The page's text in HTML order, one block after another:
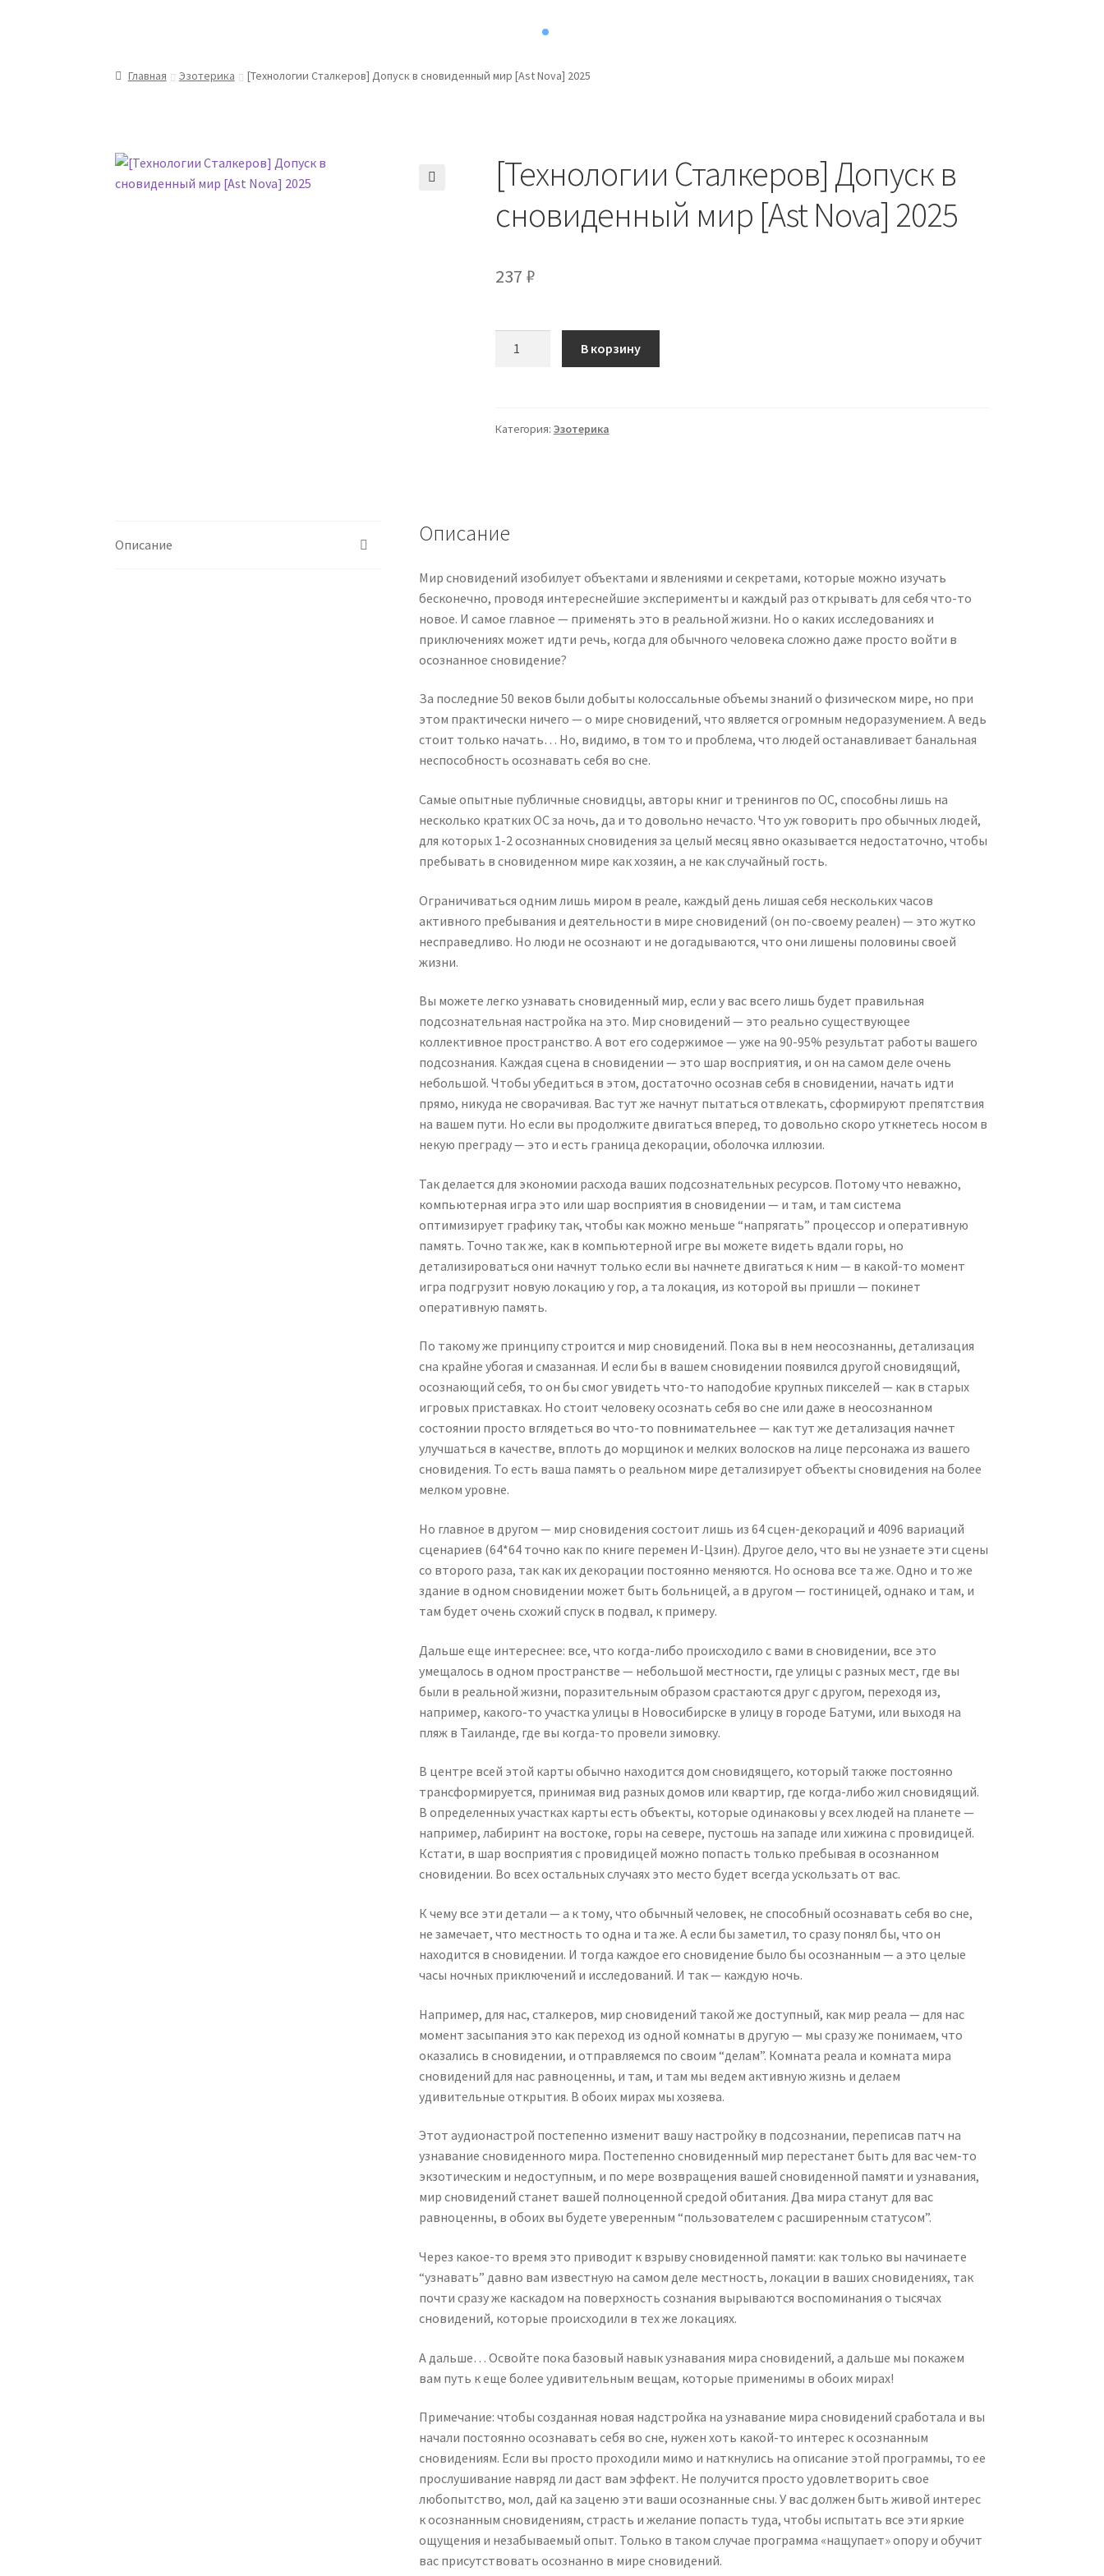
Главная Эзотерика [Технологии Сталкеров] Допуск в сновиденный мир [Ast Nova] 2025
[Технологии Сталкеров] Допуск в
сновиденный мир [Ast Nova] 2025
237 ₽
2025
В корзину
Категория: Эзотерика
Описание Описание
Мир сновидений изобилует объектами и явлениями и секретами, которые можно изучать
бесконечно, проводя интереснейшие эксперименты и каждый раз открывать для себя что-то
новое. И самое главное — применять это в реальной жизни. Но о каких исследованиях и
приключениях может идти речь, когда для обычного человека сложно даже просто войти в
осознанное сновидение?
За последние 50 веков были добыты колоссальные объемы знаний о физическом мире, но при
этом практически ничего — о мире сновидений, что является огромным недоразумением. А ведь
стоит только начать… Но, видимо, в том то и проблема, что людей останавливает банальная
неспособность осознавать себя во сне.
Самые опытные публичные сновидцы, авторы книг и тренингов по ОС, способны лишь на
несколько кратких ОС за ночь, да и то довольно нечасто. Что уж говорить про обычных людей,
для которых 1-2 осознанных сновидения за целый месяц явно оказывается недостаточно, чтобы
пребывать в сновиденном мире как хозяин, а не как случайный гость.
Ограничиваться одним лишь миром в реале, каждый день лишая себя нескольких часов
активного пребывания и деятельности в мире сновидений (он по-своему реален) — это жутко
несправедливо. Но люди не осознают и не догадываются, что они лишены половины своей
жизни.
Вы можете легко узнавать сновиденный мир, если у вас всего лишь будет правильная
подсознательная настройка на это. Мир сновидений — это реально существующее
коллективное пространство. А вот его содержимое — уже на 90-95% результат работы вашего
подсознания. Каждая сцена в сновидении — это шар восприятия, и он на самом деле очень
небольшой. Чтобы убедиться в этом, достаточно осознав себя в сновидении, начать идти
прямо, никуда не сворачивая. Вас тут же начнут пытаться отвлекать, сформируют препятствия
на вашем пути. Но если вы продолжите двигаться вперед, то довольно скоро уткнетесь носом в
некую преграду — это и есть граница декорации, оболочка иллюзии.
Так делается для экономии расхода ваших подсознательных ресурсов. Потому что неважно,
компьютерная игра это или шар восприятия в сновидении — и там, и там система
оптимизирует графику так, чтобы как можно меньше “напрягать” процессор и оперативную
память. Точно так же, как в компьютерной игре вы можете видеть вдали горы, но
детализироваться они начнут только если вы начнете двигаться к ним — в какой-то момент
игра подгрузит новую локацию у гор, а та локация, из которой вы пришли — покинет
оперативную память.
По такому же принципу строится и мир сновидений. Пока вы в нем неосознанны, детализация
сна крайне убогая и смазанная. И если бы в вашем сновидении появился другой сновидящий,
осознающий себя, то он бы смог увидеть что-то наподобие крупных пикселей — как в старых
игровых приставках. Но стоит человеку осознать себя во сне или даже в неосознанном
состоянии просто вглядеться во что-то повнимательнее — как тут же детализация начнет
улучшаться в качестве, вплоть до морщинок и мелких волосков на лице персонажа из вашего
сновидения. То есть ваша память о реальном мире детализирует объекты сновидения на более
мелком уровне.
Но главное в другом — мир сновидения состоит лишь из 64 сцен-декораций и 4096 вариаций
сценариев (64*64 точно как по книге перемен И-Цзин). Другое дело, что вы не узнаете эти сцены
со второго раза, так как их декорации постоянно меняются. Но основа все та же. Одно и то же
здание в одном сновидении может быть больницей, а в другом — гостиницей, однако и там, и
там будет очень схожий спуск в подвал, к примеру.
Дальше еще интереснее: все, что когда-либо происходило с вами в сновидении, все это
умещалось в одном пространстве — небольшой местности, где улицы с разных мест, где вы
были в реальной жизни, поразительным образом срастаются друг с другом, переходя из,
например, какого-то участка улицы в Новосибирске в улицу в городе Батуми, или выходя на
пляж в Таиланде, где вы когда-то провели зимовку.
В центре всей этой карты обычно находится дом сновидящего, который также постоянно
трансформируется, принимая вид разных домов или квартир, где когда-либо жил сновидящий.
В определенных участках карты есть объекты, которые одинаковы у всех людей на планете —
например, лабиринт на востоке, горы на севере, пустошь на западе или хижина с провидицей.
Кстати, в шар восприятия с провидицей можно попасть только пребывая в осознанном
сновидении. Во всех остальных случаях это место будет всегда ускользать от вас.
К чему все эти детали — а к тому, что обычный человек, не способный осознавать себя во сне,
не замечает, что местность то одна и та же. А если бы заметил, то сразу понял бы, что он
находится в сновидении. И тогда каждое его сновидение было бы осознанным — а это целые
часы ночных приключений и исследований. И так — каждую ночь.
Например, для нас, сталкеров, мир сновидений такой же доступный, как мир реала — для нас
момент засыпания это как переход из одной комнаты в другую — мы сразу же понимаем, что
оказались в сновидении, и отправляемся по своим “делам”. Комната реала и комната мира
сновидений для нас равноценны, и там, и там мы ведем активную жизнь и делаем
удивительные открытия. В обоих мирах мы хозяева.
Этот аудионастрой постепенно изменит вашу настройку в подсознании, переписав патч на
узнавание сновиденного мира. Постепенно сновиденный мир перестанет быть для вас чем-то
экзотическим и недоступным, и по мере возвращения вашей сновиденной памяти и узнавания,
мир сновидений станет вашей полноценной средой обитания. Два мира станут для вас
равноценны, в обоих вы будете уверенным “пользователем с расширенным статусом”.
Через какое-то время это приводит к взрыву сновиденной памяти: как только вы начинаете
“узнавать” давно вам известную на самом деле местность, локации в ваших сновидениях, так
почти сразу же каскадом на поверхность сознания вырываются воспоминания о тысячах
сновидений, которые происходили в тех же локациях.
А дальше… Освойте пока базовый навык узнавания мира сновидений, а дальше мы покажем
вам путь к еще более удивительным вещам, которые применимы в обоих мирах!
Примечание: чтобы созданная новая надстройка на узнавание мира сновидений сработала и вы
начали постоянно осознавать себя во сне, нужен хоть какой-то интерес к осознанным
сновидениям. Если вы просто проходили мимо и наткнулись на описание этой программы, то ее
прослушивание навряд ли даст вам эффект. Не получится просто удовлетворить свое
любопытство, мол, дай ка заценю эти ваши осознанные сны. У вас должен быть живой интерес
к осознанным сновидениям, страсть и желание попасть туда, чтобы испытать все эти яркие
ощущения и незабываемый опыт. Только в таком случае программа «нащупает» опору и обучит
вас присутствовать осознанно в мире сновидений.